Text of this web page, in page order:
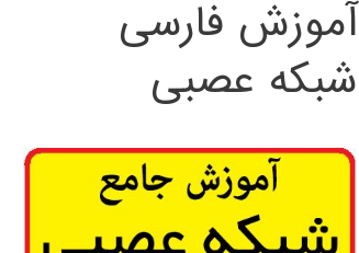
آموزش فارسی
شبکه عصبی